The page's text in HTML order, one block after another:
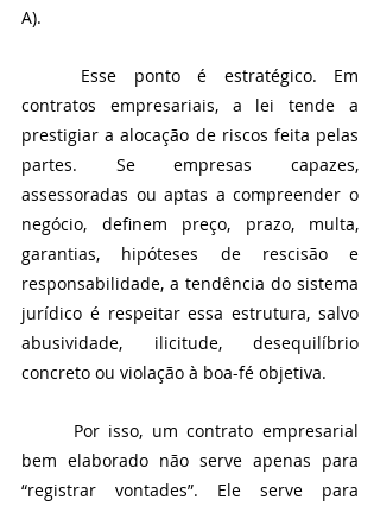
A).
contratos empresariais, a lei tende a
prestigiar a alocação de riscos feita pelas
partes. Se empresas capazes,
assessoradas ou aptas a compreender o
negócio, definem preço, prazo, multa,
garantias, hipóteses de rescisão e
responsabilidade, a tendência do sistema
jurídico é respeitar essa estrutura, salvo
abusividade, ilicitude, desequilíbrio
concreto ou violação à boa-fé objetiva.
bem elaborado não serve apenas para
“registrar vontades”. Ele serve para